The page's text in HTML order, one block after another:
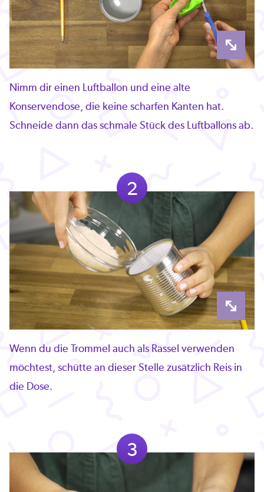
Nimm dir einen Luftballon und eine alte
Konservendose, die keine scharfen Kanten hat.
Schneide dann das schmale Stück des Luftballons ab.
2
Wenn du die Trommel auch als Rassel verwenden
möchtest, schütte an dieser Stelle zusätzlich Reis in
die Dose.
3